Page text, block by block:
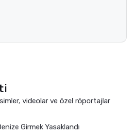
videolar ve özel röportajlar